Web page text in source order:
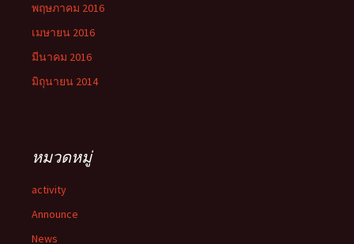
พฤษภาคม 2016
เมษายน 2016
มีนาคม 2016
มิถุนายน 2014
หมวดหมู่
activity
Announce
News